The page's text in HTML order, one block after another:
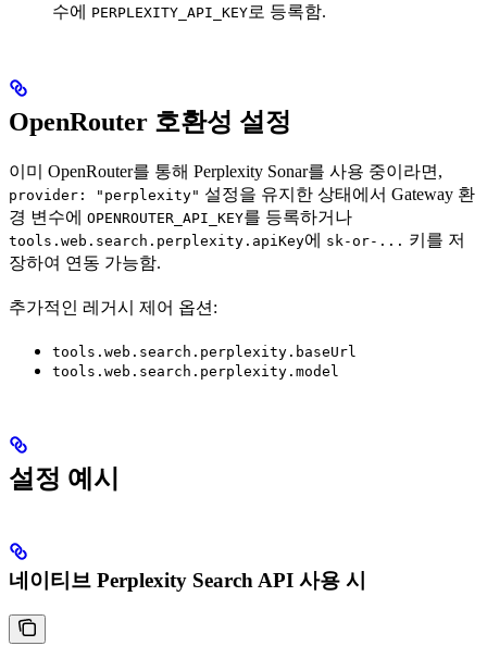
수에
PERPLEXITY_API_KEY로 등록함.
OpenRouter 호환성 설정
이미 OpenRouter를 통해 Perplexity Sonar를 사용 중이라면,
provider: "perplexity" 설정을 유지한 상태에서 Gateway 환
경 변수에 OPENROUTER_API_KEY를 등록하거나
tools.web.search.perplexity.apiKey에 sk-or-... 키를 저
장하여 연동 가능함.
추가적인 레거시 제어 옵션:
tools.web.search.perplexity.baseUrl
tools.web.search.perplexity.model
설정 예시
네이티브 Perplexity Search API 사용 시